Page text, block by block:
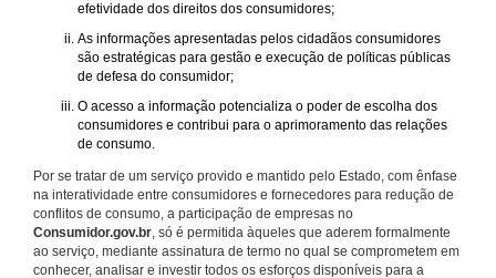
efetividade dos direitos dos consumidores;
As informações apresentadas pelos cidadãos consumidores
são estratégicas para gestão e execução de políticas públicas
de defesa do consumidor;
O acesso a informação potencializa o poder de escolha dos
consumidores e contribui para o aprimoramento das relações
de consumo.
Por se tratar de um serviço provido e mantido pelo Estado, com ênfase
na interatividade entre consumidores e fornecedores para redução de
conflitos de consumo, a participação de empresas no
Consumidor.gov.br, só é permitida àqueles que aderem formalmente
ao serviço, mediante assinatura de termo no qual se comprometem em
conhecer, analisar e investir todos os esforços disponíveis para a